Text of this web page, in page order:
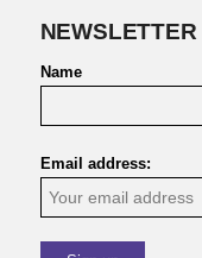
NEWSLETTER
Name
Email address: